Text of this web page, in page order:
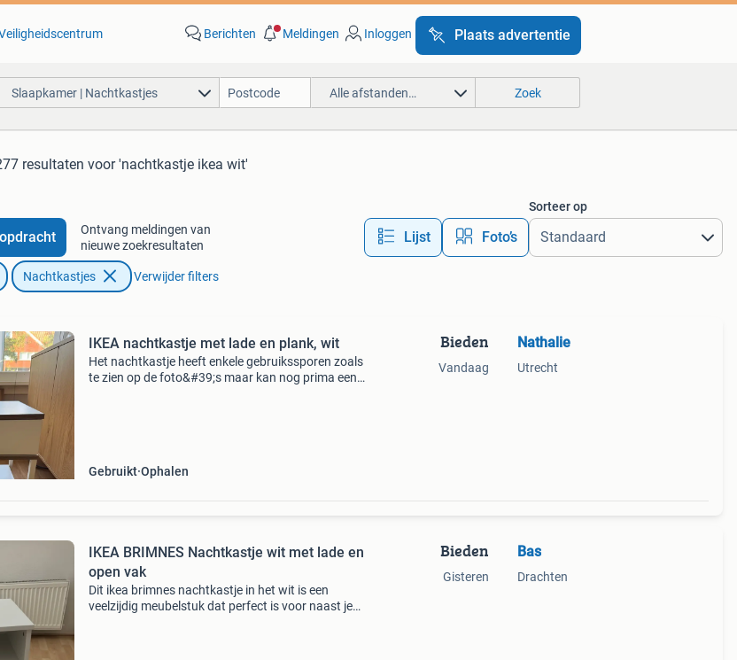
Berichten Meldingen Inloggen Plaats advertentie
Slaapkamer | Nachtkastjes Alle afstanden… Zoek
resultaten voor 'nachtkastje ikea wit'
Ontvang meldingen van
nieuwe zoekresultaten
Lijst Foto’s
Sorteer op
Nachtkastjes Verwijder filters
IKEA nachtkastje met lade en plank, wit
Het nachtkastje heeft enkele gebruikssporen zoals
te zien op de foto&#39;s maar kan nog prima een
Gebruikt Ophalen
Bieden
Vandaag
Nathalie
Utrecht
IKEA BRIMNES Nachtkastje wit met lade en
open vak
Dit ikea brimnes nachtkastje in het wit is een
veelzijdig meubelstuk dat perfect is voor naast je
Bieden
Gisteren
Bas
Drachten